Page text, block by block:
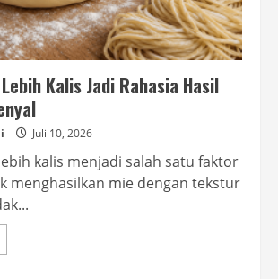
Kalis Jadi Rahasia Hasil
Juli 10, 2026
kalis menjadi salah satu faktor
menghasilkan mie dengan tekstur